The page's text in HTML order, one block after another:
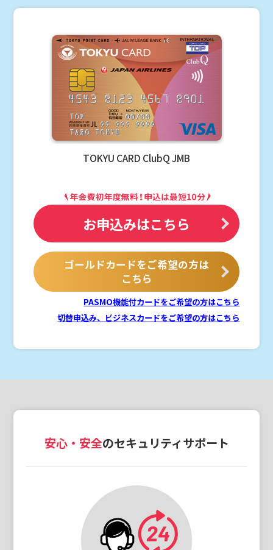
TOKYU CARD ClubQ JMB
お申込みはこちら
ゴールドカードをご希望の方は
こちら
PASMO機能付カードをご希望の方はこちら
切替申込み、ビジネスカードをご希望の方はこちら
安心・安全のセキュリティサポート